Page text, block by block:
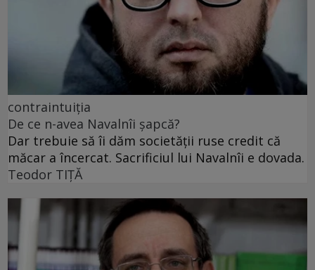
contraintuiția
De ce n-avea Navalnîi șapcă?
Dar trebuie să îi dăm societății ruse credit că
măcar a încercat. Sacrificiul lui Navalnîi e dovada.
Teodor TIŢĂ